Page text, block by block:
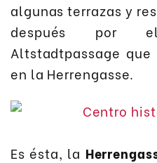
algunas terrazas y
después por
Altstadtpassage
en la Herrengasse.
Es ésta, la